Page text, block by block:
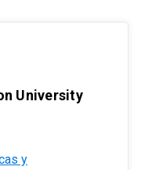
University
y